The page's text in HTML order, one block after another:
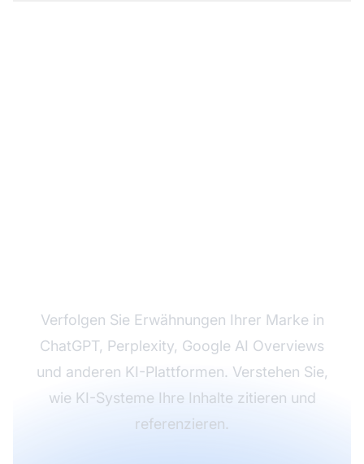
Verfolgen Sie Erwähnungen Ihrer Marke in
ChatGPT, Perplexity, Google AI Overviews
und anderen KI-Plattformen. Verstehen Sie,
wie KI-Systeme Ihre Inhalte zitieren und
referenzieren.